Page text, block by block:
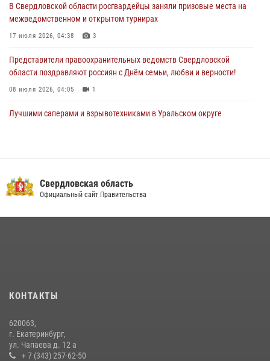
рассказал об итогах работы подразделения в эфире телекомпании
«Телекон»
30 июля 2026, 11:33 1
В Свердловской области росгвардейцы заняли призовые места на
межведомственном и открытом турнирах
17 июля 2026, 04:38 3
Представители правоохранительных ведомств Свердловской
области поздравляют россиян с Днём семьи, любви и верности!
08 июля 2026, 04:05 1
Лучшими саперами и взрывотехниками в Уральском округе
Всероссийского чемпионата Росгвардии по боксу
08 июля 2026, 12:02 5
14 июля 2026, 11:06
антитеррористическом учении в Свердловской области
31 июля 2026, 12:27
КОНТАКТЫ
620063,
г. Екатеринбург,
ул. Чапаева д. 12 а
+ 7 (343) 257-62-50